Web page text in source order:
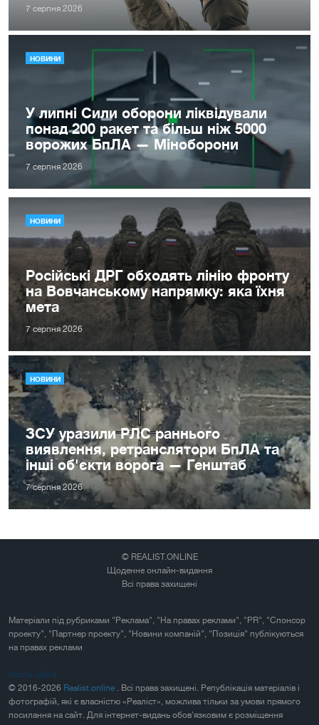
7 серпня 2026
НОВИНИ
У липні Сили оборони ліквідували
понад 200 ракет та більш ніж 5000
ворожих БпЛА — Міноборони
7 серпня 2026
НОВИНИ
Російські ДРГ обходять лінію фронту
на Вовчанському напрямку: яка їхня
мета
7 серпня 2026
НОВИНИ
ЗСУ уразили РЛС раннього
виявлення, ретранслятори БпЛА та
інші об'єкти ворога — Генштаб
7 серпня 2026
© REALIST.ONLINE
Щоденне онлайн-видання
Всі права захищені
Матеріали під рубриками "Реклама", "На правах реклами", "PR", "Спонсор
проекту", "Партнер проекту", "Новини компаній", "Позиція" публікуються
на правах реклами
Карта сайта
© 2016-2026 Realist.online . Всі права захищені. Републікація матеріалів і
фотографій, які є власністю «Реаліст», можлива тільки за умови прямого
посилання на сайт. Для інтернет-видань обов'язковим є розміщення